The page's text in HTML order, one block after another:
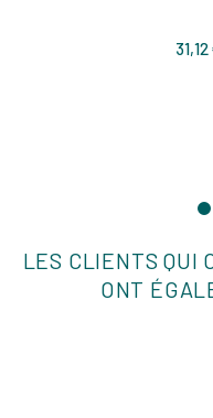
31,12
LES CLIENTS QUI
ONT